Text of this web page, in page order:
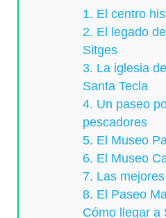
1. El centro
2. El legado
Sitges
3. La iglesia
Santa Tecla
4. Un paseo
pescadores
5. El Museo
6. El Museo
7. Las
8. El Paseo
Cómo llegar a